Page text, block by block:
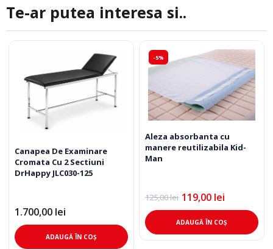
Te-ar putea interesa si..
Canapea De Examinare
Cromata Cu 2 Sectiuni
DrHappy JLC030-125
1.700,00 lei
ADAUGĂ ÎN COȘ
-5%
Aleza absorbanta cu
manere reutilizabila Kid-
Man
125,00lei
Prețul
inițial
a
fost:
125,00 lei.
119,00 lei
Prețul
curent
este:
119,00 lei.
ADAUGĂ ÎN COȘ